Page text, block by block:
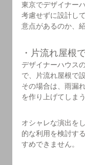
東京でデザイナー
考慮せずに設計し
意点があるのか、
・片流れ屋根
デザイナーハウス
で、片流れ屋根で
その場合は、雨漏
を作り上げてしま
オシャレな演出を
的な利用を検討す
すめできません。